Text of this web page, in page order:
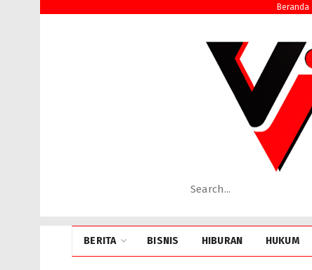
Beranda
BERITA BISNIS HIBURAN HUKUM